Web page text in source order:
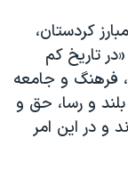
کردستان،
تاریخ کم
فرهنگ و جامعە
و رسا، حق و
و در این امر